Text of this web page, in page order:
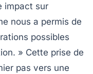
impact sur
nous a permis de
possibles
» Cette prise de
pas vers une